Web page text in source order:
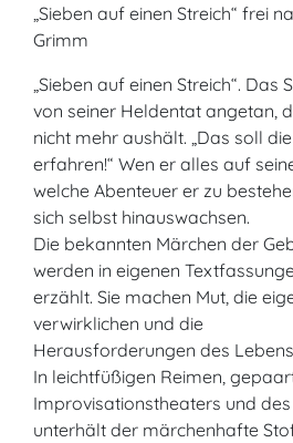
„Sieben auf einen Streich“ frei
Grimm
„Sieben auf einen Streich“. Das
von seiner Heldentat angetan,
nicht mehr aushält. „Das soll
erfahren!“ Wen er alles auf
welche Abenteuer er zu
sich selbst hinauswachsen.
Die bekannten Märchen der
werden in eigenen
erzählt. Sie machen Mut, die
verwirklichen und die
Herausforderungen des
In leichtfüßigen Reimen,
Improvisationstheaters und
unterhält der märchenhafte